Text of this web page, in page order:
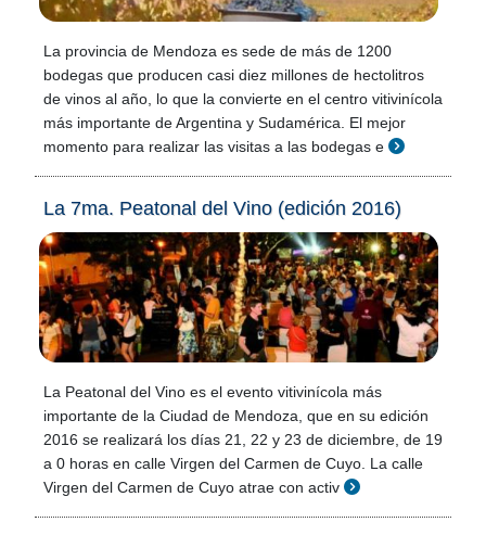
La provincia de Mendoza es sede de más de 1200
bodegas que producen casi diez millones de hectolitros
de vinos al año, lo que la convierte en el centro vitivinícola
más importante de Argentina y Sudamérica. El mejor
momento para realizar las visitas a las bodegas e
La 7ma. Peatonal del Vino (edición 2016)
La Peatonal del Vino es el evento vitivinícola más
importante de la Ciudad de Mendoza, que en su edición
2016 se realizará los días 21, 22 y 23 de diciembre, de 19
a 0 horas en calle Virgen del Carmen de Cuyo. La calle
Virgen del Carmen de Cuyo atrae con activ